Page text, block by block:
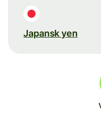
Japansk yen